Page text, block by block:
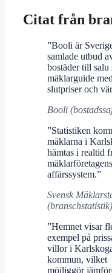
Citat från
”Booli är
samlade utbud
bostäder till salu
mäklarguide med
slutpriser och
Booli
”Statistiken
mäklarna i
hämtas i realtid
mäklarföretagens
affärssystem.”
Svensk
(branschstatistik)
”Hemnet visar
exempel på
villor i
kommun, vilket
möjliggör